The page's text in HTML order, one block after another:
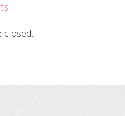
closed.